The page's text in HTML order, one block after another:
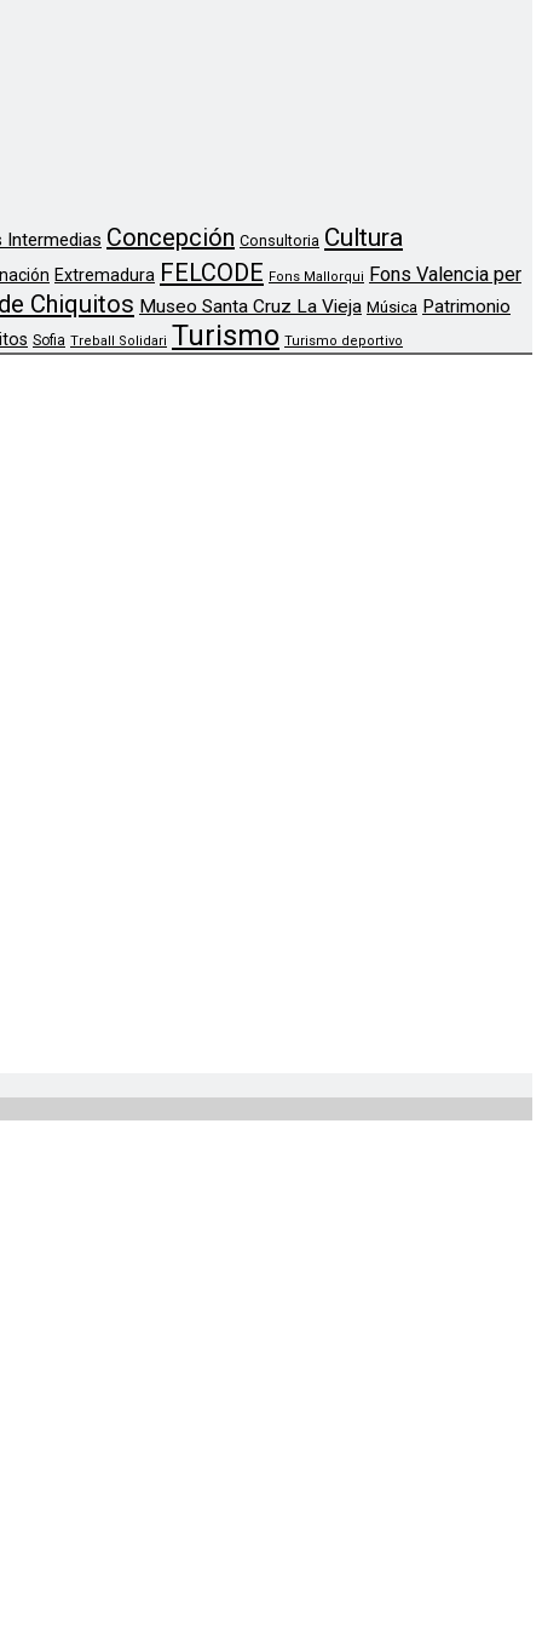
Intermedias Concepción Consultoria Cultura
Extremadura FELCODE Fons Mallorqui
Fons Valencia per
Chiquitos Museo Santa Cruz La Vieja Música Patrimonio
Sofia Treball Solidari Turismo Turismo deportivo